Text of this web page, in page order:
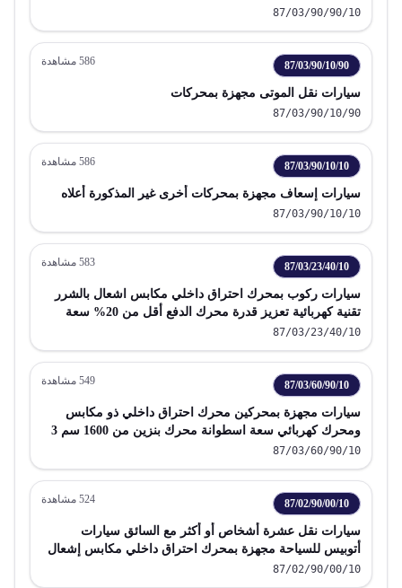
87/03/90/90/10
87/03/90/10/90
586 مشاهدة
سيارات نقل الموتى مجهزة بمحركات
87/03/90/10/90
87/03/90/10/10
586 مشاهدة
سيارات إسعاف مجهزة بمحركات أخرى غير المذكورة أعلاه
87/03/90/10/10
87/03/23/40/10
583 مشاهدة
سيارات ركوب بمحرك احتراق داخلي مكابس اشعال بالشرر
تقنية كهربائية تعزيز قدرة محرك الدفع أقل من 20% سعة
يشمل سيارات الاستيشن و سيارات السباق
87/03/23/40/10
87/03/60/90/10
549 مشاهدة
سيارات مجهزة بمحركين محرك احتراق داخلي ذو مكابس
ومحرك كهربائي سعة اسطوانة محرك بنزين من 1600 سم 3
إلى 2000 سم 3 يمكن شحنها بتوصيلها بمصدر خارجي للطاقة
الكهربائية
87/03/60/90/10
87/02/90/00/10
524 مشاهدة
سيارات نقل عشرة أشخاص أو أكثر مع السائق سيارات
أتوبيس للسياحة مجهزة بمحرك احتراق داخلي مكابس إشعال
بغير الضغط
87/02/90/00/10